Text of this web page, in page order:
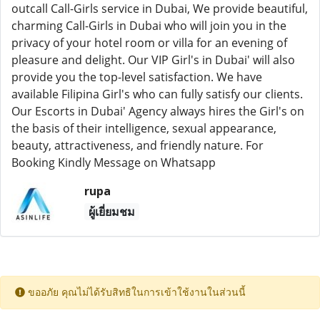
outcall Call-Girls service in Dubai, We provide beautiful,
charming Call-Girls in Dubai who will join you in the
privacy of your hotel room or villa for an evening of
pleasure and delight. Our VIP Girl's in Dubai' will also
provide you the top-level satisfaction. We have
available Filipina Girl's who can fully satisfy our clients.
Our Escorts in Dubai' Agency always hires the Girl's on
the basis of their intelligence, sexual appearance,
beauty, attractiveness, and friendly nature. For
Booking Kindly Message on Whatsapp
rupa
ผู้เยี่ยมชม
ขออภัย คุณไม่ได้รับสิทธิในการเข้าใช้งานในส่วนนี้